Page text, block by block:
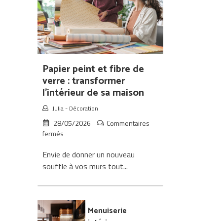
Papier peint et fibre de
verre : transformer
l’intérieur de sa maison
Julia- Décoration
28/05/2026
Commentaires
fermés
peint
et
de
:
transformer
Envie de donner un nouveau
souffle à vos murs tout...
Menuiserie